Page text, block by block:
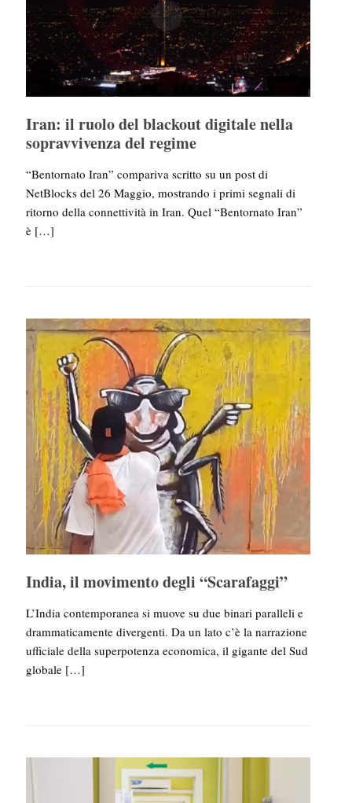
Iran: il ruolo del blackout digitale nella
sopravvivenza del regime
“Bentornato Iran” compariva scritto su un post di
NetBlocks del 26 Maggio, mostrando i primi segnali di
ritorno della connettività in Iran. Quel “Bentornato Iran”
è […]
India, il movimento degli “Scarafaggi”
L’India contemporanea si muove su due binari paralleli e
drammaticamente divergenti. Da un lato c’è la narrazione
ufficiale della superpotenza economica, il gigante del Sud
globale […]